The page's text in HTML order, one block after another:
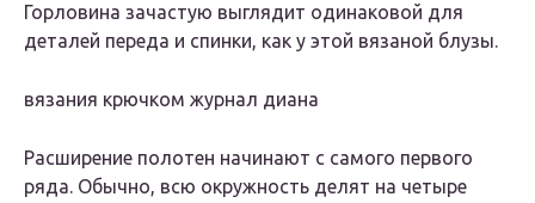
Горловина зачастую выглядит одинаковой для
деталей переда и спинки, как у этой вязаной блузы.
вязания крючком журнал диана
Расширение полотен начинают с самого первого
ряда. Обычно, всю окружность делят на четыре